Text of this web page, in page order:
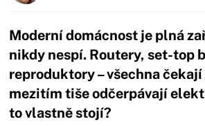
Moderní domácnost je plná
nikdy nespí. Routery, set-top
reproduktory – všechna čekají
mezitím tiše odčerpávají
to vlastně stojí?